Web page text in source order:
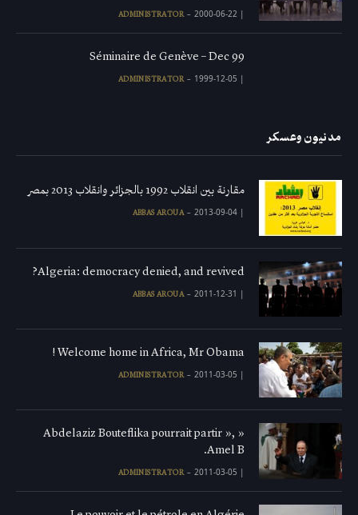
|
ADMINISTRATOR 2000-06-22
Séminaire de Genève – Dec 99
|
ADMINISTRATOR 1999-12-05
مدنيون وعسكر
مقارنة بين انقلاب 1992 بالجزائر وانقلاب 2013 بمصر
|
ABBAS AROUA 2013-09-04
Algeria: democracy denied, and revived?
|
ABBAS AROUA 2011-12-31
Welcome home in Africa, Mr Obama !
|
ADMINISTRATOR 2011-03-05
« Abdelaziz Bouteflika pourrait partir »,
Amel B.
|
ADMINISTRATOR 2011-03-05